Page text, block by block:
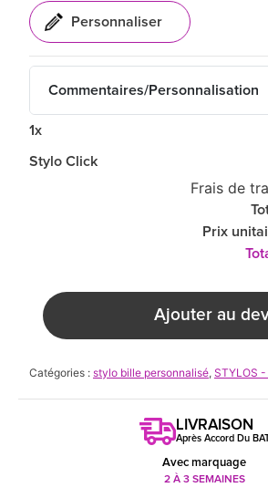
Commentaires/Personnalisation
1x
Stylo Click
Frais de
Prix
Ajouter au
Catégories : stylo bille personnalisé, STYLOS -
LIVRAISON
Après Accord Du
Avec marquage
2 À 3 SEMAINES